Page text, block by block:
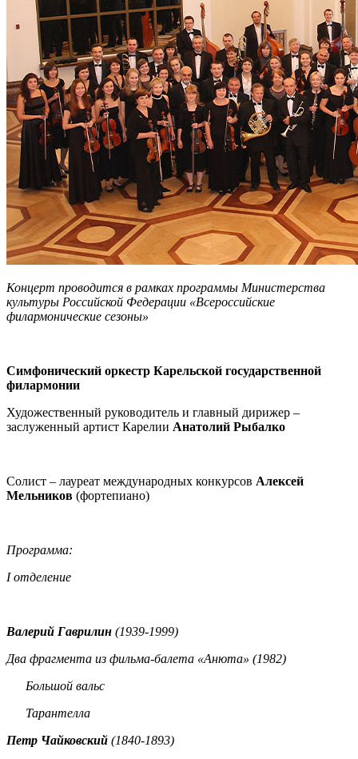
Концерт проводится в рамках программы Министерства
культуры Российской Федерации «Всероссийские
филармонические сезоны»
Симфонический оркестр Карельской государственной
филармонии
Художественный руководитель и главный дирижер –
заслуженный артист Карелии Анатолий Рыбалко
Солист – лауреат международных конкурсов Алексей
Мельников (фортепиано)
Программа:
I отделение
Валерий Гаврилин (1939-1999)
Два фрагмента из фильма-балета «Анюта» (1982)
Большой вальс
Тарантелла
Петр Чайковский (1840-1893)